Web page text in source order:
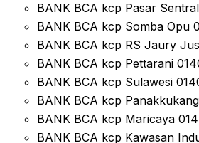
BANK BCA kcp Pasar
BANK BCA kcp Somba Opu
BANK BCA kcp RS Jaury
BANK BCA kcp Pettarani
BANK BCA kcp Sulawesi
BANK BCA kcp
BANK BCA kcp Maricaya
BANK BCA kcp Kawasan